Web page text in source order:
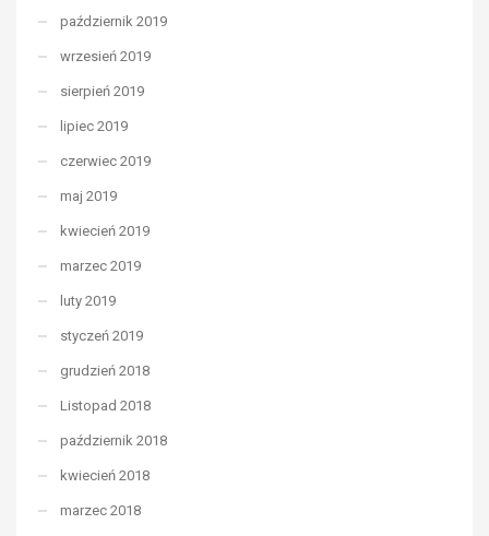
październik 2019
wrzesień 2019
sierpień 2019
lipiec 2019
czerwiec 2019
maj 2019
kwiecień 2019
marzec 2019
luty 2019
styczeń 2019
grudzień 2018
Listopad 2018
październik 2018
kwiecień 2018
marzec 2018